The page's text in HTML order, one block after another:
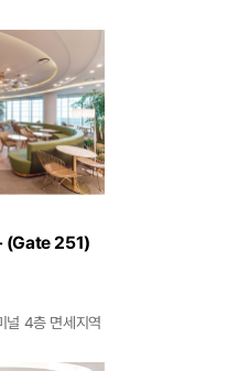
(Gate 251)
4층 면세지역